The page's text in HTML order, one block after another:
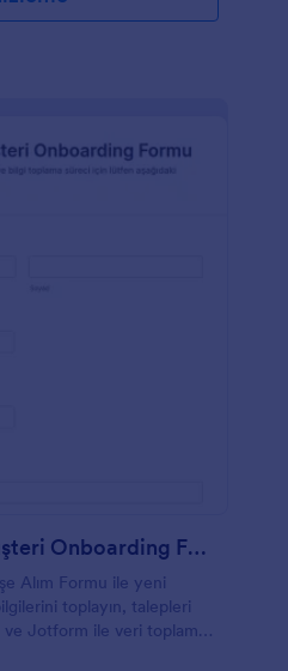
Çağrı Merkezi Müşteri Onboarding Formu
Alım Formu ile yeni
toplayın, talepleri
Jotform ile veri toplama